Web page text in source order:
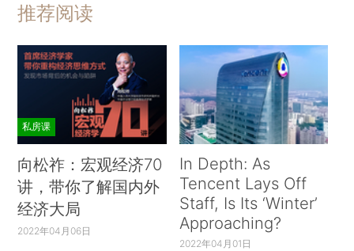
推荐阅读
私房课
向松祚：宏观经济70
讲，带你了解国内外
经济大局
2022年04月06日
In Depth: As
Tencent Lays Off
Staff, Is Its ‘Winter’
Approaching?
2022年04月01日